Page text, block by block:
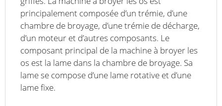
principalement composée d’un trémie, d’une
chambre de broyage, d’une trémie de décharge,
d’un moteur et d’autres composants. Le
composant principal de la machine à broyer les
os est la lame dans la chambre de broyage. Sa
lame se compose d’une lame rotative et d’une
lame fixe.